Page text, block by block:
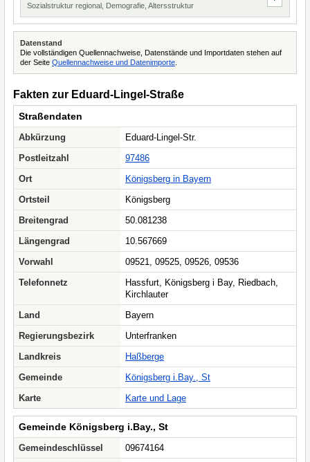
Sozialstruktur regional, Demografie, Altersstruktur
Datenstand
Die vollständigen Quellennachweise, Datenstände und Importdaten stehen auf
der Seite Quellennachweise und Datenimporte
Fakten zur Eduard-Lingel-Straße
Straßendaten
Abkürzung
Eduard-Lingel-Str.
Postleitzahl
97486
Ort
Königsberg in Bayern
Ortsteil
Königsberg
Breitengrad
50.081238
Längengrad
10.567669
Vorwahl
09521, 09525, 09526, 09536
Telefonnetz
Hassfurt, Königsberg i Bay, Riedbach,
Kirchlauter
Land
Bayern
Regierungsbezirk
Unterfranken
Landkreis
Haßberge
Gemeinde
Königsberg i.Bay., St
Karte
Karte und Lage
Gemeinde Königsberg i.Bay., St
Gemeindeschlüssel
09674164